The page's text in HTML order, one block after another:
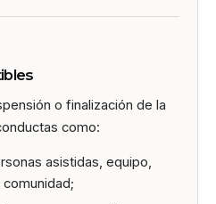
o finalización de la
como:
asistidas, equipo,